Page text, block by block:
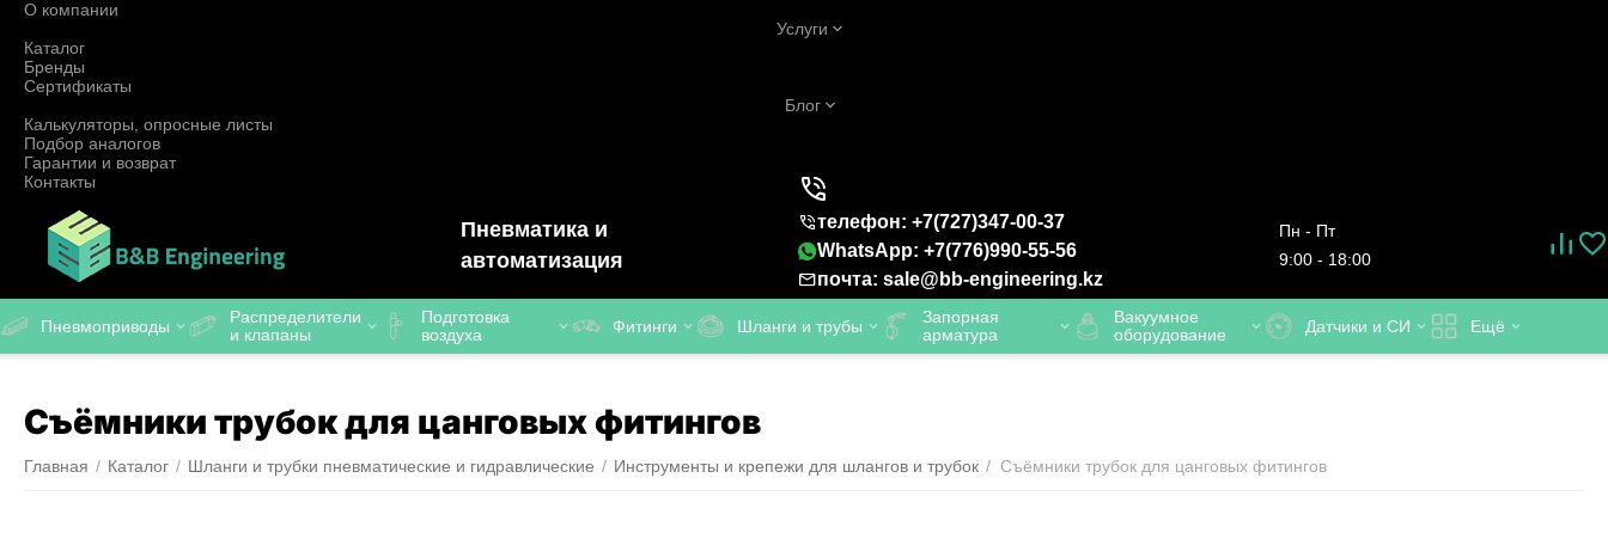
О компании
Услуги
Каталог
Бренды
Сертификаты
Блог
Калькуляторы, опросные листы
Подбор аналогов
Гарантии и возврат
Контакты
Пневматика и
автоматизация
телефон: +7(727)347-00-37
WhatsApp: +7(776)990-55-56
почта: sale@bb-engineering.kz
Пн - Пт
9:00 - 18:00
Пневмоприводы
Распределители
и клапаны
Подготовка
воздуха
Фитинги Шланги и трубы
Запорная
арматура
Вакуумное
оборудование
Датчики и СИ Ещё
Съёмники трубок для цанговых фитингов
Главная / Каталог / Шланги и трубки пневматические и гидравлические / Инструменты и крепежи для шлангов и трубок / Съёмники трубок для цанговых фитингов